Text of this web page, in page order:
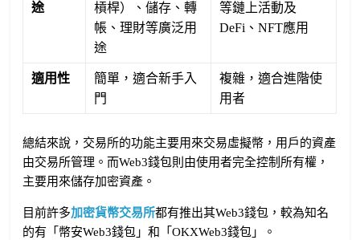
途
槓桿）、儲存、轉
帳、理財等廣泛用
途
等鏈上活動及
DeFi、NFT應用
適用性
簡單，適合新手入
門
複雜，適合進階使
用者
總結來說，交易所的功能主要用來交易虛擬幣，用戶的資產
由交易所管理。而Web3錢包則由使用者完全控制所有權，
主要用來儲存加密資產。
目前許多加密貨幣交易所都有推出其Web3錢包，較為知名
的有「幣安Web3錢包」和「OKXWeb3錢包」。